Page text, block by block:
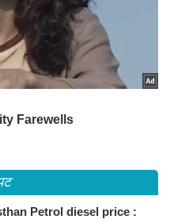
Petrol diesel price :